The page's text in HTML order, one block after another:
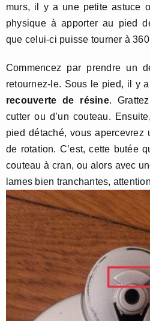
murs, il y a une petite astuce
physique à apporter au pied
que celui-ci puisse tourner à
Commencez par prendre un
retournez-le. Sous le pied, il y
recouverte de résine.
cutter ou d’un couteau.
pied détaché, vous apercevrez
de rotation. C’est, cette butée
couteau à cran, ou alors avec
lames bien tranchantes,